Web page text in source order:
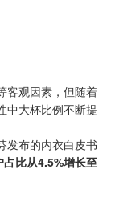
客观因素，但随着
中大杯比例不断提
发布的内衣白皮书
比从4.5%增长至